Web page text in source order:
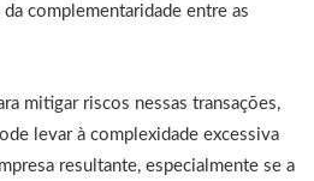
complementaridade entre as
mitigar riscos nessas transações,
levar à complexidade excessiva
resultante, especialmente se a